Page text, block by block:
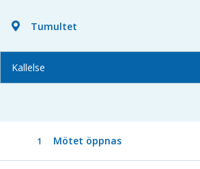
Tumultet
Kallelse
1 Mötet öppnas